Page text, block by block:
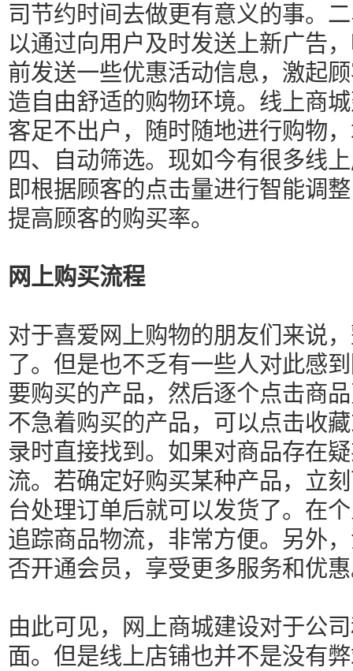
司节约时间去做更有意义的事。
以通过向用户及时发送上新广告
前发送一些优惠活动信息，激起
造自由舒适的购物环境。线上商
客足不出户，随时随地进行购物
四、自动筛选。现如今有很多线
即根据顾客的点击量进行智能调
提高顾客的购买率。
网上购买流程
对于喜爱网上购物的朋友们来说
了。但是也不乏有一些人对此感
要购买的产品，然后逐个点击商
不急着购买的产品，可以点击收
录时直接找到。如果对商品存在
流。若确定好购买某种产品，立
台处理订单后就可以发货了。在
追踪商品物流，非常方便。另外
否开通会员，享受更多服务和优
由此可见，网上商城建设对于公
面。但是线上店铺也并不是没有